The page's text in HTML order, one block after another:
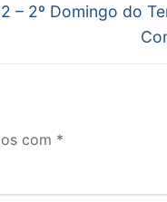
– 2º Domingo do
com *